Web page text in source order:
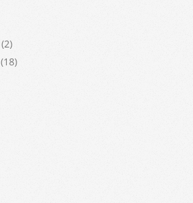
(2)
(18)